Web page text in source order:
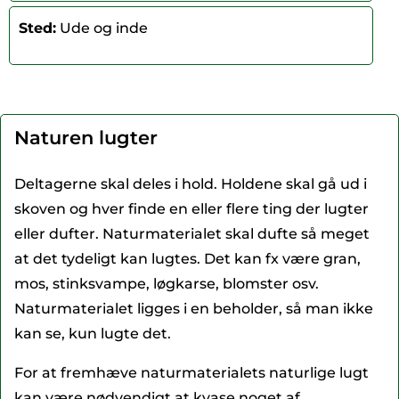
Sted: Ude og inde
Naturen lugter
Deltagerne skal deles i hold. Holdene skal gå ud i
skoven og hver finde en eller flere ting der lugter
eller dufter. Naturmaterialet skal dufte så meget
at det tydeligt kan lugtes. Det kan fx være gran,
mos, stinksvampe, løgkarse, blomster osv.
Naturmaterialet ligges i en beholder, så man ikke
kan se, kun lugte det.
For at fremhæve naturmaterialets naturlige lugt